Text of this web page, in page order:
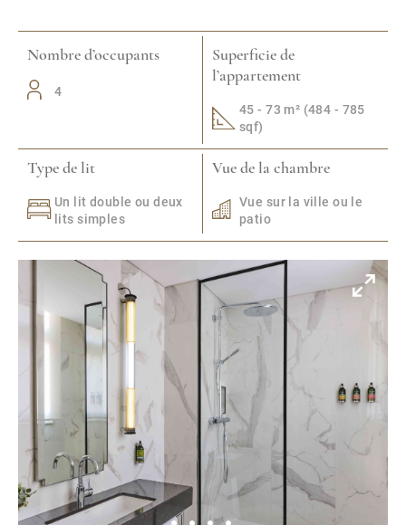
Nombre d’occupants
4
Superficie de
l’appartement
45 - 73 m² (484 - 785
sqf)
Type de lit
Un lit double ou deux
lits simples
Vue de la chambre
Vue sur la ville ou le
patio